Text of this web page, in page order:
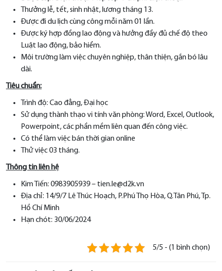
Thưởng lễ, tết, sinh nhật, lương tháng 13.
Được đi du lịch cùng công mỗi năm 01 lần.
Được ký hợp đồng lao động và hưởng đầy đủ chế độ theo
Luật lao động, bảo hiểm.
Môi trường làm việc chuyên nghiệp, thân thiện, gắn bó lâu
dài.
Tiêu chuẩn:
Trình độ: Cao đẳng, Đại học
Sử dụng thành thạo vi tính văn phòng: Word, Excel, Outlook,
Powerpoint, các phần mềm liên quan đến công việc.
Có thể làm việc bán thời gian online
Thử việc 03 tháng.
Thông tin liên hệ
Kim Tiến: 0983905939 – tien.le@d2k.vn
Địa chỉ: 14/9/7 Lê Thúc Hoạch, P.Phú Thọ Hòa, Q.Tân Phú, Tp.
Hồ Chí Minh
Hạn chót: 30/06/2024
5/5 - (1 bình chọn)